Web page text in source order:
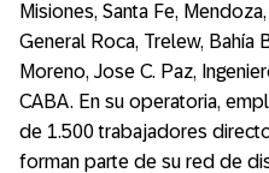
Misiones, Santa Fe,
General Roca, Trelew, Bahía
Moreno, Jose C. Paz,
CABA. En su operatoria,
de 1.500 trabajadores
forman parte de su red de